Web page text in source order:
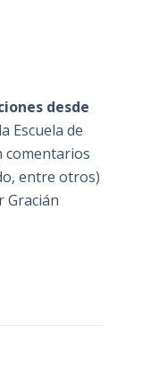
desde
Escuela de
comentarios
entre otros)
Gracián